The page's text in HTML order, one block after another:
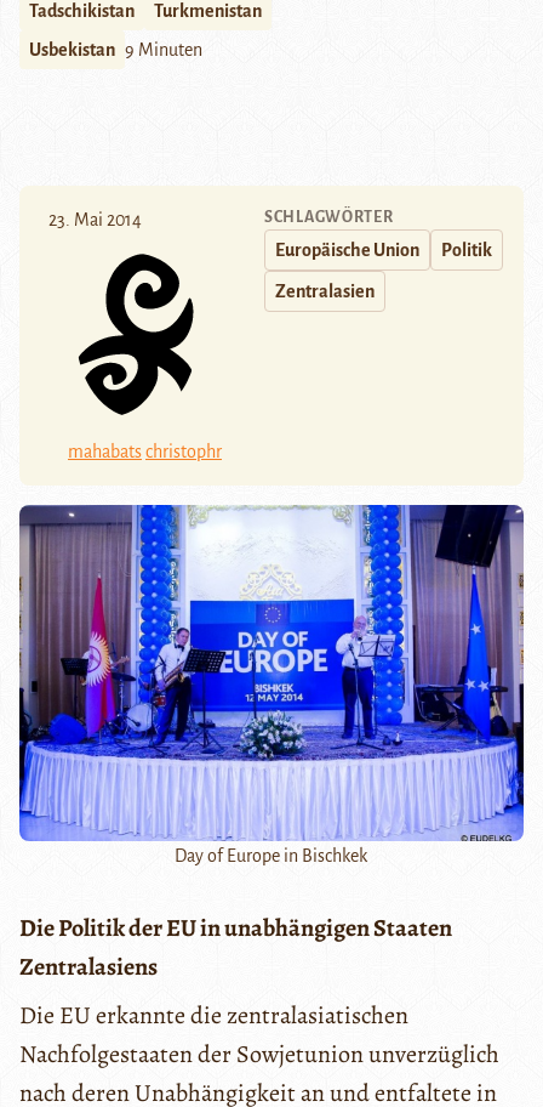
Tadschikistan
Turkmenistan
Usbekistan 9 Minuten
23. Mai 2014
mahabatschristophr
SCHLAGWÖRTER
Europäische Union Politik
Zentralasien
Day of Europe in Bischkek
Die Politik der EU in unabhängigen Staaten
Zentralasiens
Die EU erkannte die zentralasiatischen
Nachfolgestaaten der Sowjetunion unverzüglich
nach deren Unabhängigkeit an und entfaltete in